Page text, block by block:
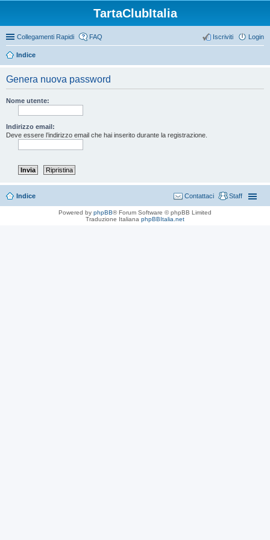
TartaClubItalia
Collegamenti Rapidi FAQ Login
Iscriviti
Indice
Genera nuova password
Nome utente:
Indirizzo email:
Deve essere l’indirizzo email che hai inserito durante la registrazione.
Indice Staff
Contattaci
Powered by phpBB® Forum Software © phpBB Limited
Traduzione Italiana phpBBItalia.net